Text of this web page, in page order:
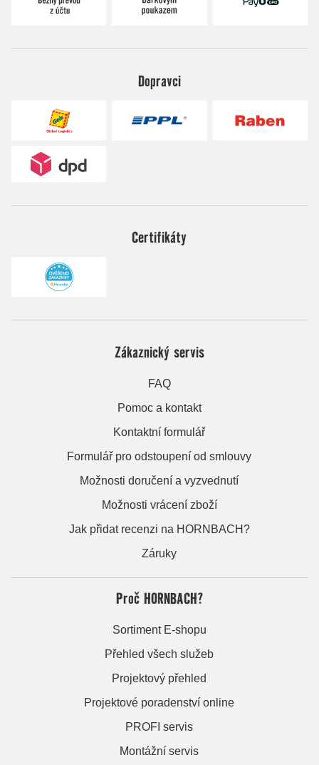
Dopravci
Certifikáty
Zákaznický servis
FAQ
Pomoc a kontakt
Kontaktní formulář
Formulář pro odstoupení od smlouvy
Možnosti doručení a vyzvednutí
Možnosti vrácení zboží
Jak přidat recenzi na HORNBACH?
Záruky
Proč HORNBACH?
Sortiment E-shopu
Přehled všech služeb
Projektový přehled
Projektové poradenství online
PROFI servis
Montážní servis